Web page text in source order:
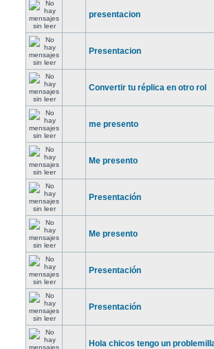
presentacion
Presentacion
Convertir tu réplica en otro rol
me presento
Me presento
Presentación
Me presento
Presentación
Presentación
Hola chicos tengo un